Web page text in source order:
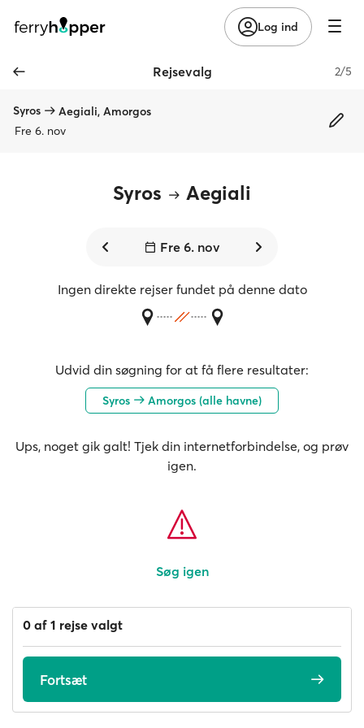
Log ind
Rejsevalg 2/5
Syros
Aegiali, Amorgos
Fre 6. nov
Syros Aegiali
Fre 6. nov
Ingen direkte rejser fundet på denne dato
Udvid din søgning for at få flere resultater:
Syros Amorgos (alle havne)
Ups, noget gik galt! Tjek din internetforbindelse, og prøv
igen.
Søg igen
0 af 1 rejse valgt
Fortsæt